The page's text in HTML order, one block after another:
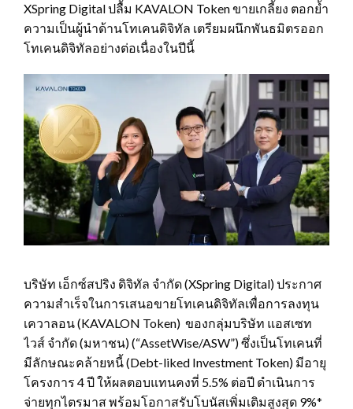
XSpring Digital ปลื้ม KAVALON Token ขายเกลี้ยง ตอกย้ำ
ความเป็นผู้นำด้านโทเคนดิจิทัล เตรียมผนึกพันธมิตรออก
โทเคนดิจิทัลอย่างต่อเนื่องในปีนี้
บริษัท เอ็กซ์สปริง ดิจิทัล จำกัด (XSpring Digital) ประกาศ
ความสำเร็จในการเสนอขายโทเคนดิจิทัลเพื่อการลงทุน
เควาลอน (KAVALON Token) ของกลุ่มบริษัท แอสเซท
ไวส์ จำกัด (มหาชน) (“AssetWise/ASW”) ซึ่งเป็นโทเคนที่
มีลักษณะคล้ายหนี้ (Debt-liked Investment Token) มีอายุ
โครงการ 4 ปี ให้ผลตอบแทนคงที่ 5.5% ต่อปี ดำเนินการ
จ่ายทุกไตรมาส พร้อมโอกาสรับโบนัสเพิ่มเติมสูงสุด 9%*